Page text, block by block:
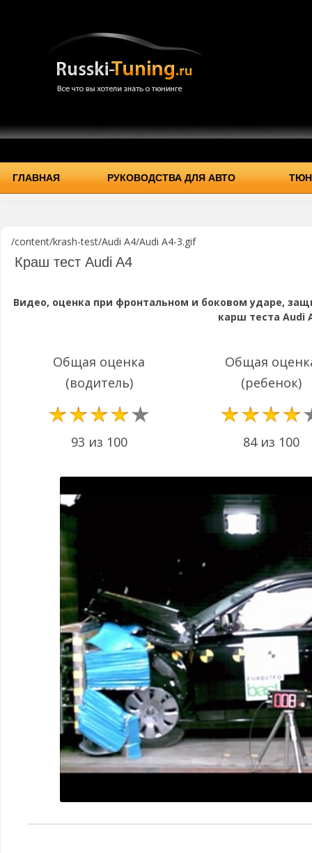
ГЛАВНАЯ РУКОВОДСТВА ДЛЯ АВТО
/content/krash-test/Audi A4/Audi A4-3.gif
Краш тест Audi A4
Видео, оценка при фронтальном и боковом ударе,
карш теста Audi
Общая оценка
(водитель)
93 из 100
Общая
(ребенок)
84 из 100